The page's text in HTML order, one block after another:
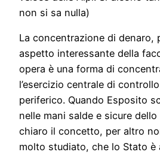
non si sa nulla)
La concentrazione di denaro,
aspetto interessante della
opera è una forma di
l’esercizio centrale di
periferico. Quando Esposito
nelle mani salde e sicure dello
chiaro il concetto, per altro
molto studiato, che lo Stato è